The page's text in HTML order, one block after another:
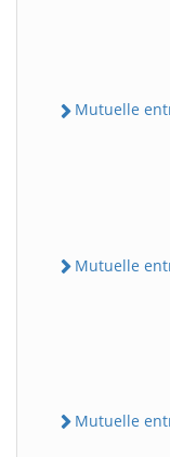
Mutuelle
Mutuelle
Mutuelle